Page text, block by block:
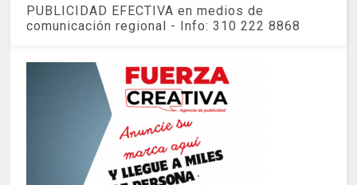
PUBLICIDAD EFECTIVA en medios de
comunicación regional - Info: 310 222 8868